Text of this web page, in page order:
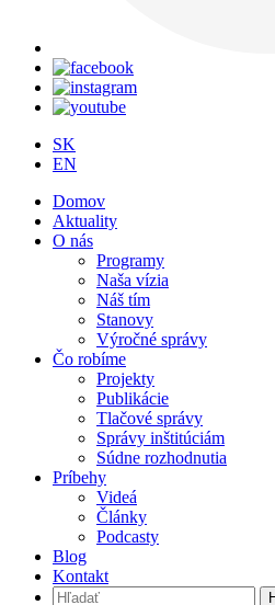
SK
EN
Domov
Aktuality
O nás
Programy
Naša vízia
Náš tím
Stanovy
Výročné správy
Čo robíme
Projekty
Publikácie
Tlačové správy
Správy inštitúciám
Súdne rozhodnutia
Príbehy
Videá
Články
Podcasty
Blog
Kontakt
Hľadať: